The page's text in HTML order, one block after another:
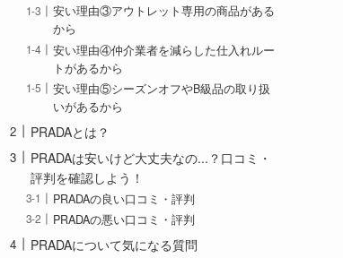
安い理由③アウトレット専用の商品がある
から
安い理由④仲介業者を減らした仕入れルー
トがあるから
安い理由⑤シーズンオフやB級品の取り扱
いがあるから
PRADAとは？
PRADAは安いけど大丈夫なの...？口コミ・
評判を確認しよう！
PRADAの良い口コミ・評判
PRADAの悪い口コミ・評判
PRADAについて気になる質問